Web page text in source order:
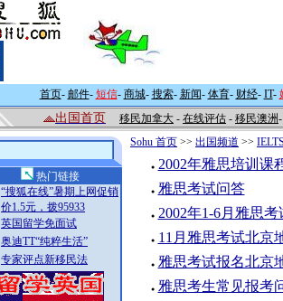
首页- 邮件- 短信- 商城- 搜索- 新闻- 体育- 财经- IT-
出国首页 移民加拿大 - 在线评估 - 移民澳洲
热门链接
“搜狐在线”暑期上网促销
价1.5元，拨95933
英国留学免面试
奥迪TT“纯粹生活”
专家评点新移民法
Sohu 首页 >> 出国频道 >>
● 2002年雅思培训课
● 雅思考试问答
● 2002年1-6月雅思
● 11月雅思考试北京
● 雅思考试报名北京
● 雅思考生常见报考